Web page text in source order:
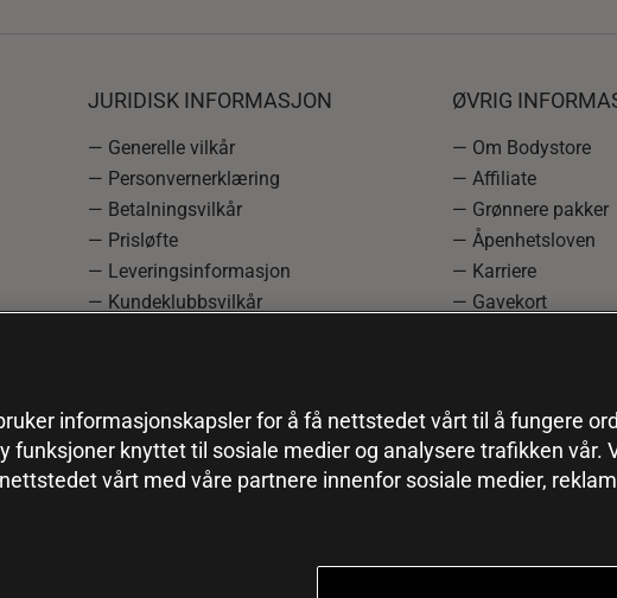
JURIDISK INFORMASJON
— Generelle vilkår
— Personvernerklæring
— Betalningsvilkår
— Prisløfte
— Leveringsinformasjon
— Kundeklubbsvilkår
ØVRIG
— Om Bodystore
— Affiliate
— Grønnere pakker
— Åpenhetsloven
— Karriere
— Gavekort
informasjonskapsler for å få nettstedet vårt til å fungere
funksjoner knyttet til sosiale medier og analysere trafikken vår.
vårt med våre partnere innenfor sosiale medier,